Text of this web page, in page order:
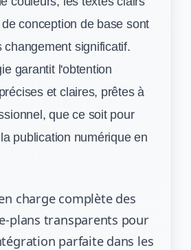
conception de base sont
changement significatif.
garantit l'obtention
et claires, prêtes à
que ce soit pour
publication numérique en
charge complète des
plans transparents pour
parfaite dans les